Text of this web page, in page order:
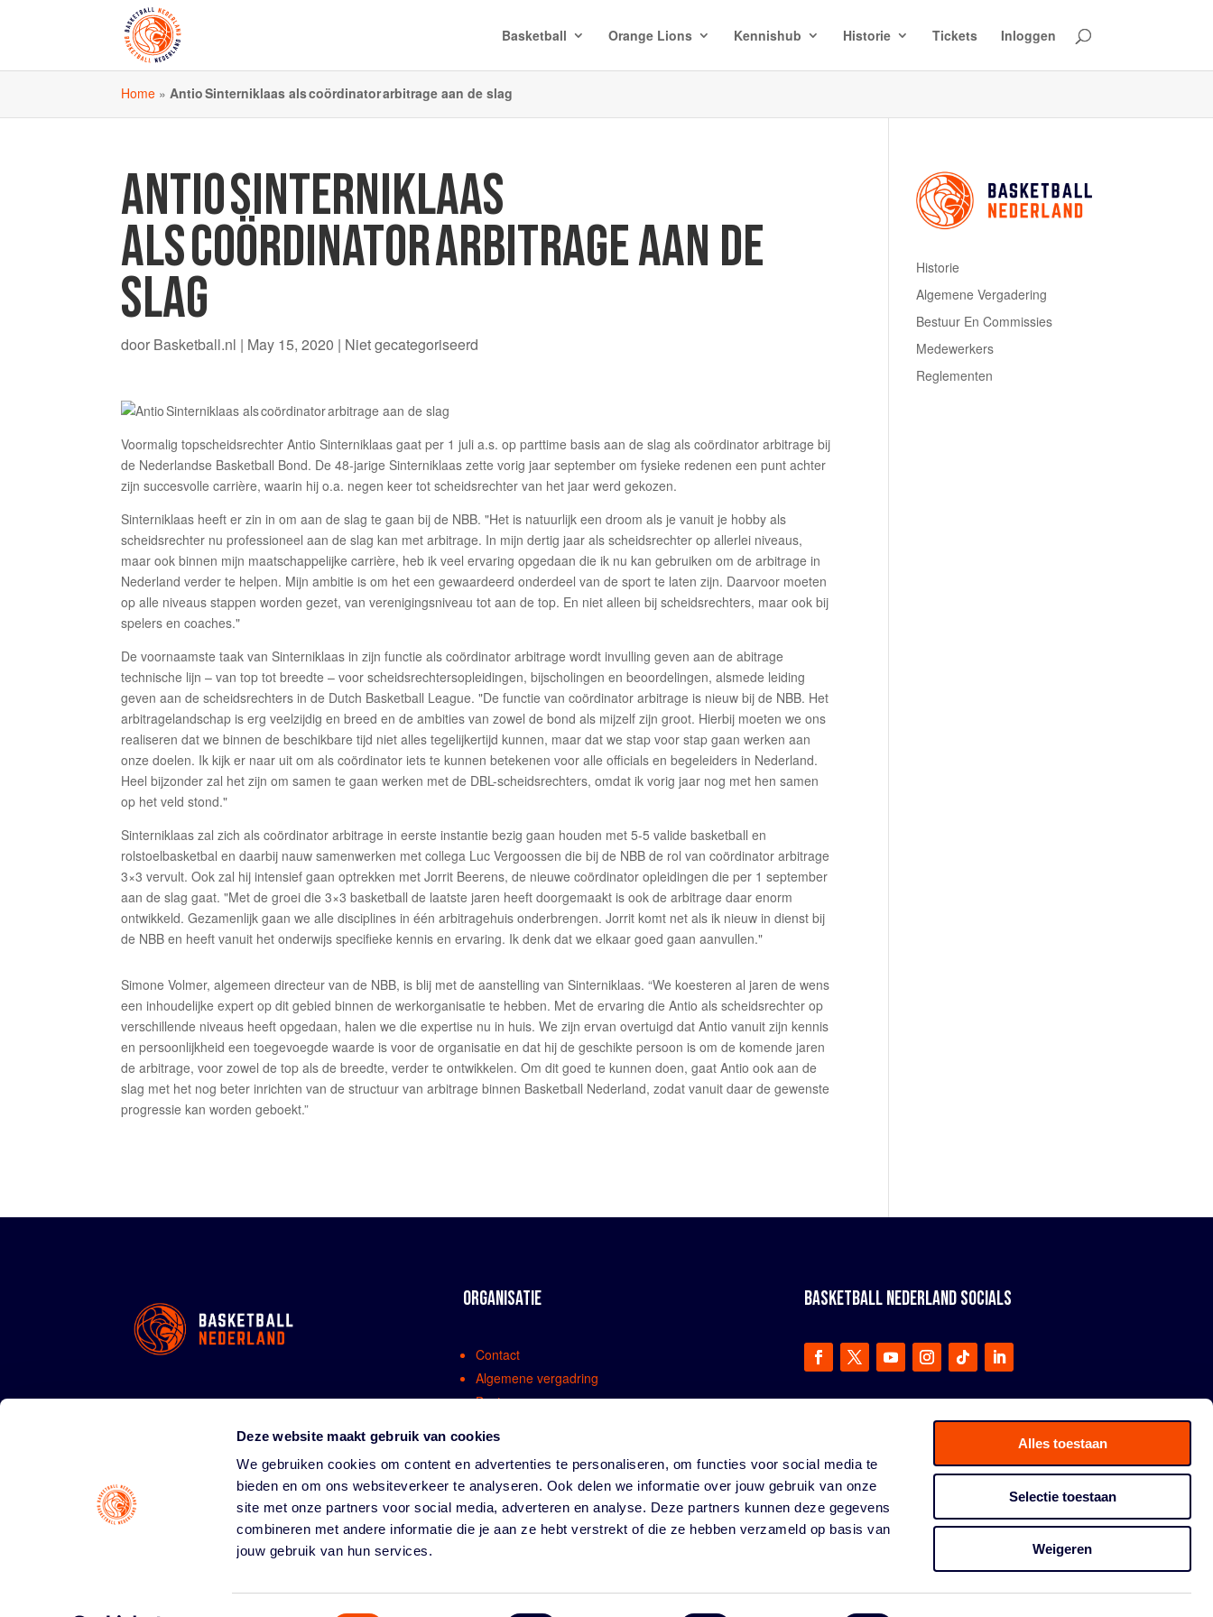
Deze website maakt gebruik van cookies
We gebruiken cookies om content en advertenties te personaliseren, om functies voor social media te
bieden en om ons websiteverkeer te analyseren. Ook delen we informatie over jouw gebruik van onze
site met onze partners voor social media, adverteren en analyse. Deze partners kunnen deze gegevens
combineren met andere informatie die je aan ze hebt verstrekt of die ze hebben verzameld op basis van
jouw gebruik van hun services.
Alles toestaan
Selectie toestaan
Weigeren
Basketball Orange Lions Kennishub Historie Tickets Inloggen
Home »Antio Sinterniklaas als coördinator arbitrage aan de slag
ANTIO SINTERNIKLAAS
ALS COÖRDINATOR ARBITRAGE AAN DE
SLAG
door Basketball.nl | May 15, 2020 | Niet gecategoriseerd
Voormalig topscheidsrechter Antio Sinterniklaas gaat per 1 juli a.s. op parttime basis aan de slag als coördinator arbitrage bij
de Nederlandse Basketball Bond. De 48-jarige Sinterniklaas zette vorig jaar september om fysieke redenen een punt achter
zijn succesvolle carrière, waarin hij o.a. negen keer tot scheidsrechter van het jaar werd gekozen.
Sinterniklaas heeft er zin in om aan de slag te gaan bij de NBB. "Het is natuurlijk een droom als je vanuit je hobby als
scheidsrechter nu professioneel aan de slag kan met arbitrage. In mijn dertig jaar als scheidsrechter op allerlei niveaus,
maar ook binnen mijn maatschappelijke carrière, heb ik veel ervaring opgedaan die ik nu kan gebruiken om de arbitrage in
Nederland verder te helpen. Mijn ambitie is om het een gewaardeerd onderdeel van de sport te laten zijn. Daarvoor moeten
op alle niveaus stappen worden gezet, van verenigingsniveau tot aan de top. En niet alleen bij scheidsrechters, maar ook bij
spelers en coaches."
De voornaamste taak van Sinterniklaas in zijn functie als coördinator arbitrage wordt invulling geven aan de abitrage
technische lijn – van top tot breedte – voor scheidsrechtersopleidingen, bijscholingen en beoordelingen, alsmede leiding
geven aan de scheidsrechters in de Dutch Basketball League. "De functie van coördinator arbitrage is nieuw bij de NBB. Het
arbitragelandschap is erg veelzijdig en breed en de ambities van zowel de bond als mijzelf zijn groot. Hierbij moeten we ons
realiseren dat we binnen de beschikbare tijd niet alles tegelijkertijd kunnen, maar dat we stap voor stap gaan werken aan
onze doelen. Ik kijk er naar uit om als coördinator iets te kunnen betekenen voor alle officials en begeleiders in Nederland.
Heel bijzonder zal het zijn om samen te gaan werken met de DBL-scheidsrechters, omdat ik vorig jaar nog met hen samen
op het veld stond."
Sinterniklaas zal zich als coördinator arbitrage in eerste instantie bezig gaan houden met 5-5 valide basketball en
rolstoelbasketbal en daarbij nauw samenwerken met collega Luc Vergoossen die bij de NBB de rol van coördinator arbitrage
3×3 vervult. Ook zal hij intensief gaan optrekken met Jorrit Beerens, de nieuwe coördinator opleidingen die per 1 september
aan de slag gaat. "Met de groei die 3×3 basketball de laatste jaren heeft doorgemaakt is ook de arbitrage daar enorm
ontwikkeld. Gezamenlijk gaan we alle disciplines in één arbitragehuis onderbrengen. Jorrit komt net als ik nieuw in dienst bij
de NBB en heeft vanuit het onderwijs specifieke kennis en ervaring. Ik denk dat we elkaar goed gaan aanvullen."
Simone Volmer, algemeen directeur van de NBB, is blij met de aanstelling van Sinterniklaas. “We koesteren al jaren de wens
een inhoudelijke expert op dit gebied binnen de werkorganisatie te hebben. Met de ervaring die Antio als scheidsrechter op
verschillende niveaus heeft opgedaan, halen we die expertise nu in huis. We zijn ervan overtuigd dat Antio vanuit zijn kennis
en persoonlijkheid een toegevoegde waarde is voor de organisatie en dat hij de geschikte persoon is om de komende jaren
de arbitrage, voor zowel de top als de breedte, verder te ontwikkelen. Om dit goed te kunnen doen, gaat Antio ook aan de
slag met het nog beter inrichten van de structuur van arbitrage binnen Basketball Nederland, zodat vanuit daar de gewenste
progressie kan worden geboekt.”
Historie
Algemene Vergadering
Bestuur En Commissies
Medewerkers
Reglementen
ORGANISATIE
Contact
Algemene vergadring
Bestuur
Bondsreglementen
Klachtenregeling
Partners
Vacatures
BASKETBALL NEDERLAND SOCIALS